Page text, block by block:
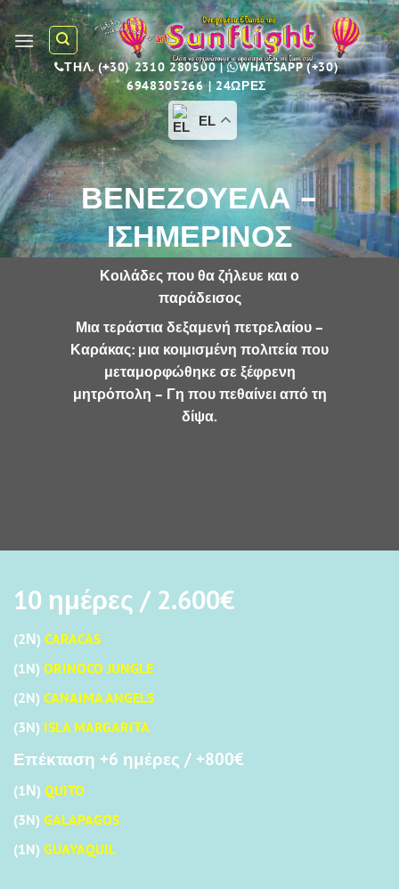
Skip
to
content
ΤΗΛ.(+30) 2310 280500| WHATSAPP(+30)
6948305266| 24ΩΡΕΣ
EL
ΒΕΝΕΖΟΥΕΛΑ –
ΙΣΗΜΕΡΙΝΟΣ
Κοιλάδες που θα ζήλευε και ο
παράδεισος
Μια τεράστια δεξαμενή πετρελαίου –
Καράκας: μια κοιμισμένη πολιτεία που
μεταμορφώθηκε σε ξέφρενη
μητρόπολη – Γη που πεθαίνει από τη
δίψα.
10 ημέρες / 2.600€
(2Ν) CARACAS
(1N) ORINOCO JUNGLE
(2N) CANAIMA ANGELS
(3N) ISLA MARGARITA
Επέκταση +6 ημέρες / +800€
(1Ν) QUITO
(3N) GALAPAGOS
(1N) GUAYAQUIL